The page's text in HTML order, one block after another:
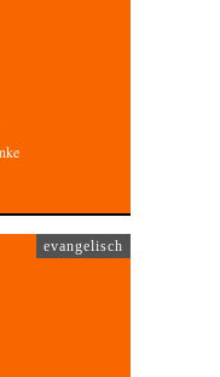
evangelisch